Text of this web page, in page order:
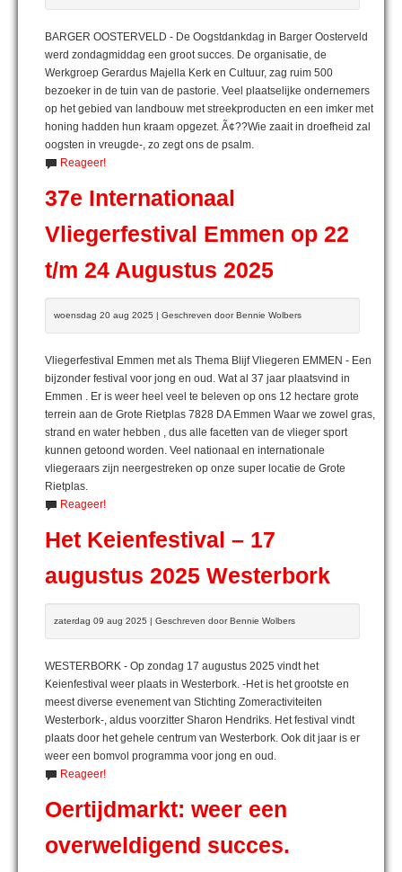
BARGER OOSTERVELD - De Oogstdankdag in Barger Oosterveld
werd zondagmiddag een groot succes. De organisatie, de
Werkgroep Gerardus Majella Kerk en Cultuur, zag ruim 500
bezoeker in de tuin van de pastorie. Veel plaatselijke ondernemers
op het gebied van landbouw met streekproducten en een imker met
honing hadden hun kraam opgezet. Ã¢??Wie zaait in droefheid zal
oogsten in vreugde-, zo zegt ons de psalm.
Reageer!
37e Internationaal
Vliegerfestival Emmen op 22
t/m 24 Augustus 2025
woensdag 20 aug 2025 | Geschreven door Bennie Wolbers
Vliegerfestival Emmen met als Thema Blijf Vliegeren EMMEN - Een
bijzonder festival voor jong en oud. Wat al 37 jaar plaatsvind in
Emmen . Er is weer heel veel te beleven op ons 12 hectare grote
terrein aan de Grote Rietplas 7828 DA Emmen Waar we zowel gras,
strand en water hebben , dus alle facetten van de vlieger sport
kunnen getoond worden. Veel nationaal en internationale
vliegeraars zijn neergestreken op onze super locatie de Grote
Rietplas.
Reageer!
Het Keienfestival – 17
augustus 2025 Westerbork
zaterdag 09 aug 2025 | Geschreven door Bennie Wolbers
WESTERBORK - Op zondag 17 augustus 2025 vindt het
Keienfestival weer plaats in Westerbork. -Het is het grootste en
meest diverse evenement van Stichting Zomeractiviteiten
Westerbork-, aldus voorzitter Sharon Hendriks. Het festival vindt
plaats door het gehele centrum van Westerbork. Ook dit jaar is er
weer een bomvol programma voor jong en oud.
Reageer!
Oertijdmarkt: weer een
overweldigend succes.